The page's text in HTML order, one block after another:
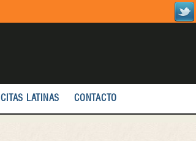
CITAS LATINAS CONTACTO